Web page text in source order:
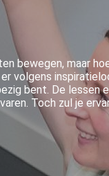
bewegen, maar
volgens
bent. De lessen
Toch zul je